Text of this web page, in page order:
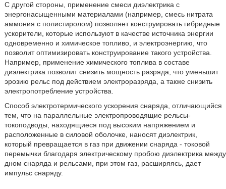
С другой стороны, применение смеси диэлектрика с
энергонасыщенными материалами (например, смесь нитрата
аммония с полистиролом) позволяет конструировать гибридные
ускорители, которые используют в качестве источника энергии
одновременно и химическое топливо, и электроэнергию, что
позволит оптимизировать конструирование такого устройства.
Например, применение химического топлива в составе
диэлектрика позволит снизить мощность разряда, что уменьшит
эрозию рельс под действием электроразряда, а также снизить
электропотребление устройства.
Способ электротермического ускорения снаряда, отличающийся
тем, что на параллельные электропроводящие рельсы-
токоподводы, находящиеся под высоким напряжением и
расположенные в силовой оболочке, наносят диэлектрик,
который превращается в газ при движении снаряда - токовой
перемычки благодаря электрическому пробою диэлектрика между
дном снаряда и рельсами, при этом газ, расширяясь, дает
импульс снаряду.